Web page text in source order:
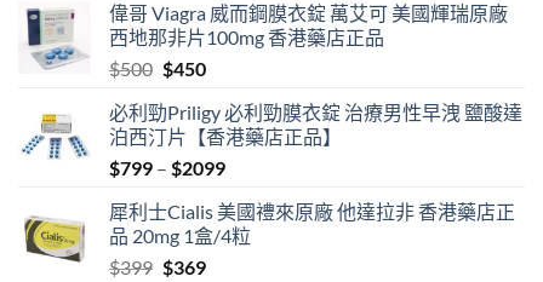
$489
through
偉哥 Viagra 威而鋼膜衣錠 萬艾可 美國輝瑞原廠
西地那非片100mg 香港藥店正品
$500 Original
was:
$500.
$450Current
is:
$450.
必利勁Priligy 必利勁膜衣錠 治療男性早洩 鹽酸達
泊西汀片【香港藥店正品】
$799 – $2099Price
$799
through
犀利士Cialis 美國禮來原廠 他達拉非 香港藥店正
品 20mg 1盒/4粒
$399 Original
$369Current